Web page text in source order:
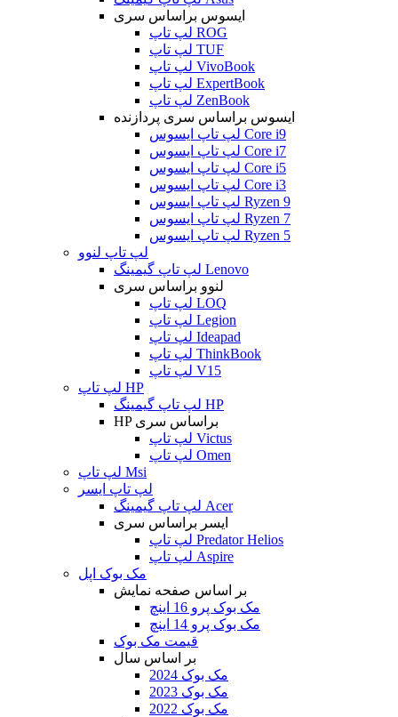
ایسوس براساس سری
لپ تاپ ROG
لپ تاپ TUF
لپ تاپ VivoBook
لپ تاپ ExpertBook
لپ تاپ ZenBook
ایسوس براساس سری پردازنده
لپ تاپ ایسوس Core i9
لپ تاپ ایسوس Core i7
لپ تاپ ایسوس Core i5
لپ تاپ ایسوس Core i3
لپ تاپ ایسوس Ryzen 9
لپ تاپ ایسوس Ryzen 7
لپ تاپ ایسوس Ryzen 5
لپ تاپ لنوو
لپ تاپ گیمینگ Lenovo
لنوو براساس سری
لپ تاپ LOQ
لپ تاپ Legion
لپ تاپ Ideapad
لپ تاپ ThinkBook
لپ تاپ V15
لپ تاپ HP
لپ تاپ گیمینگ HP
HP براساس سری
لپ تاپ Victus
لپ تاپ Omen
لپ تاپ Msi
لپ تاپ ایسر
لپ تاپ گیمینگ Acer
ایسر براساس سری
لپ تاپ Predator Helios
لپ تاپ Aspire
مک بوک اپل
بر اساس صفحه نمایش
مک بوک پرو 16 اینچ
مک بوک پرو 14 اینچ
قیمت مک بوک
بر اساس سال
مک بوک 2024
مک بوک 2023
مک بوک 2022